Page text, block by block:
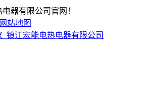
器有限公司官网！
网站地图
镇江宏能电热电器有限公司